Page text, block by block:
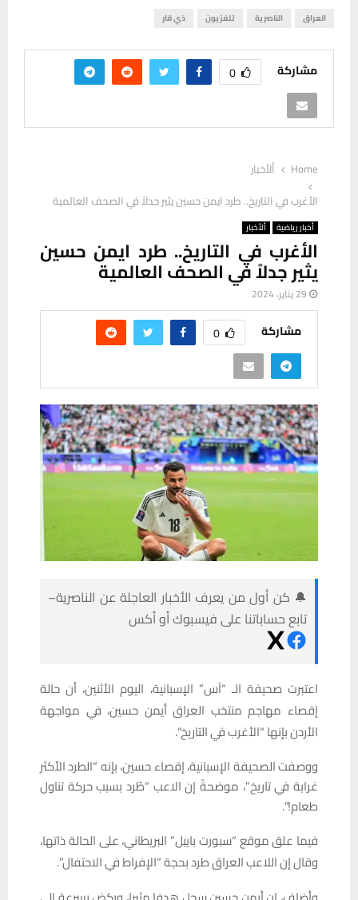
العراق الناصرية تلفزيون ذي قار
مشاركة 0
Home
ألأخبار
الأغرب في التاريخ.. طرد ايمن حسين يثير جدلاً في الصحف العالمية
أخبار رياضية ألأخبار
الأغرب في التاريخ.. طرد ايمن حسين
يثير جدلاً في الصحف العالمية
29 يناير، 2024
مشاركة 0
🔔 كن أول من يعرف الأخبار العاجلة عن الناصرية–
تابع حساباتنا على فيسبوك أو أكس
اعتبرت صحيفة الـ“آس” الإسبانية، اليوم الأثنين، أن حالة
إقصاء مهاجم منتخب العراق أيمن حسين، في مواجهة
الأردنبإنها“الأغربفيالتاريخ“.
ووصفت الصحيفة الإسبانية، إقصاء حسين، بإنه “الطرد الأكثر
غرابة في تاريخ”، موضحةً إن الاعب “طُرد بسبب حركة تناول
طعام!”.
فيما علق موقع “سبورت بايبل” البريطاني، على الحالة ذاتها،
وقال إن اللاعب العراق طرد بحجة “الإفراط في الاحتفال”.